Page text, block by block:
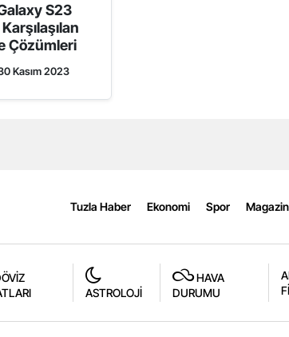
S23
Çözümleri
Kasım 2023
Tuzla Haber Ekonomi Spor Magazin
ASTROLOJİ
HAVA
DURUMU